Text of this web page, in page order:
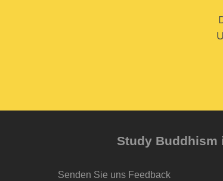
Study Buddhism
Senden Sie uns Feedback